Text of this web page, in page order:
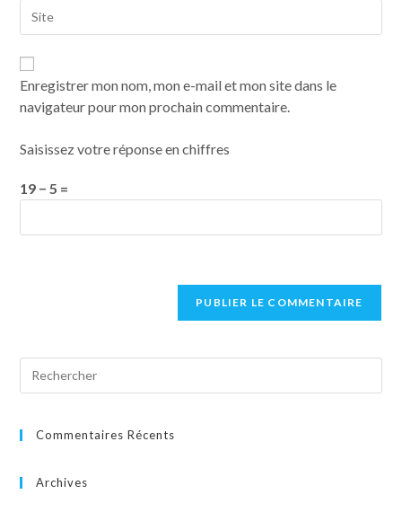
Enregistrer mon nom, mon e-mail et mon site dans le
navigateur pour mon prochain commentaire.
Saisissez votre réponse en chiffres
19 − 5 =
Commentaires Récents
Archives